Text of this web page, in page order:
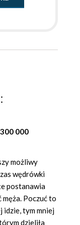
:
000
możliwy
wędrówki
postanawia
męża. Poczuć to
idzie, tym mniej
dzieliła